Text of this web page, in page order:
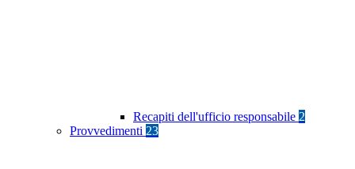
Recapiti dell'ufficio responsabile 2
Provvedimenti 23